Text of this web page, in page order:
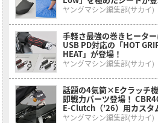
ヤングマシン編集部(サカイ)
手軽さ最強の巻きヒーター
USB PD対応の「HOT
HEAT」が登場！
ヤングマシン編集部(サカイ)
話題の4気筒×Eクラッチ
即戦力パーツ登場！
E-Clutch（’26）用カスタ
挙紹介
ヤングマシン編集部(サカイ)